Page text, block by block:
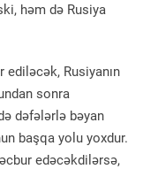
həm də Rusiya
ediləcək, Rusiyanın
sonra
dəfələrlə bəyan
başqa yolu yoxdur.
edəcəkdilərsə,